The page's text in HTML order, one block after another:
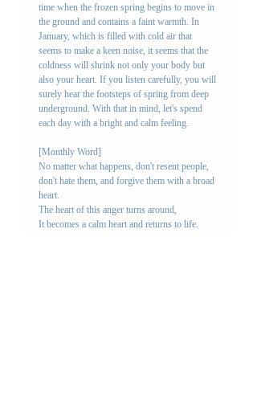
time when the frozen spring begins to move in
the ground and contains a faint warmth. In
January, which is filled with cold air that
seems to make a keen noise, it seems that the
coldness will shrink not only your body but
also your heart. If you listen carefully, you will
surely hear the footsteps of spring from deep
underground. With that in mind, let's spend
each day with a bright and calm feeling.
[Monthly Word]
No matter what happens, don't resent people,
don't hate them, and forgive them with a broad
heart.
The heart of this anger turns around,
It becomes a calm heart and returns to life.